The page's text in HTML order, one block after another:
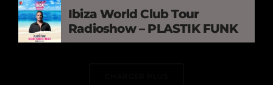
Ibiza World Club Tour
Radioshow – PLASTIK FUNK